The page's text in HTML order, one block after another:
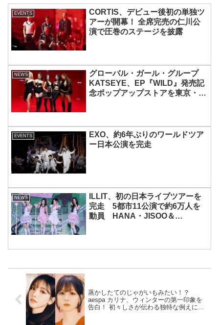
EVENTS
CORTIS、デビュー後初の単独ツ
アーが開幕！ 全席完売の仁川公
演で圧巻のステージを披露
NEWS
グローバル・ガール・グループ
KATSEYE、EP『WILD』発売記
念ポップアップストアを東京・原
EVENTS
EXO、約6年ぶりのワールドツア
ー日本公演を完走
NEWS
ILLIT、初の日本ライブツアーを
完走 5都市11公演で約6万人を
動員 HANA・JISOO＆
蒸かしたてのじゃがいもみたい！？
aespa カリナ、ウィンターの第一印象を
告白！ 初々しさが伝わる独特な例えにス